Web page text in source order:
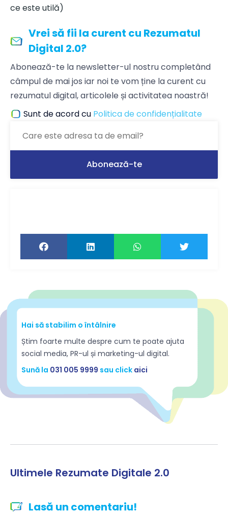
ce este utilă)
Vrei să fii la curent cu Rezumatul
Digital 2.0?
Abonează-te la newsletter-ul nostru completând
câmpul de mai jos iar noi te vom ține la curent cu
rezumatul digital, articolele și activitatea noastră!
Sunt de acord cu Politica de confidențialitate
Hai să stabilim o întâlnire
Știm foarte multe despre cum te poate ajuta
social media, PR-ul și marketing-ul digital.
Sună la 031 005 9999 sau click aici
Ultimele Rezumate Digitale 2.0
Lasă un comentariu!